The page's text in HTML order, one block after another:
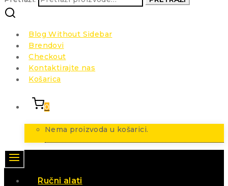
Blog Without Sidebar
Brendovi
Checkout
Kontaktirajte nas
Košarica
0
Nema proizvoda u košarici.
Ručni alati